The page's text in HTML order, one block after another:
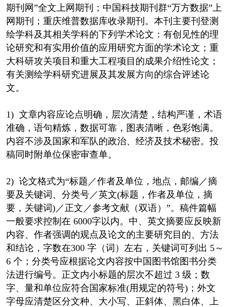
期刊网”全文上网期刊；中国科技期刊群“万方数据”上
网期刊；重庆维普数据库收录期刊。本刊主要刊登测
绘学科及其相关学科的下列学术论文：有创见性的理
论研究和有实用价值的应用研究方面的学术论文；重
大科研攻关项目和重大工程项目的成果介绍性论文；
有关测绘学科研究进展及其发展方向的综合评述论
文。
1) 文章内容应论点明确，层次清楚，结构严谨，术语
准确，语句精炼，数据可靠，图表清晰，色彩饱满。
内容不涉及国家和军队的政治、经济及技术秘密。投
稿同时附单位保密审查单。
2) 论文格式为“标题／作者及单位，地点，邮编／摘
要及关键词、分类号／英文(标题，作者及单位，摘
要，关键词)／正文／参考文献（双语）”。稿件篇幅
一般要求控制在 6000字以内。中、英文摘要应反映新
内容、作者强调的观点及论文的主要研究目的、方法
和结论，字数在300 字（词）左右，关键词可列出 5～
6 个；分类号应根据论文内容按中国图书馆图书分类
法进行编号。正文内小标题的层次不超过 3 级；数
字、量和单位应符合国家标准(用规定的符号)；外文
字母应清楚区分文种、大小写、正斜体、黑白体、上